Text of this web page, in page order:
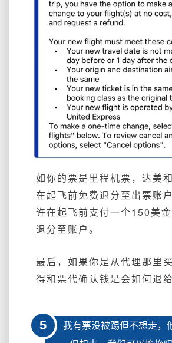
如你的票是里程机票，达美
在起飞前免费退分至出票账
许在起飞前支付一个150美金
退分至账户。
最后，如果你是从代理那里
得和票代确认钱是会如何退给
5
我有票没被踢但不想走，